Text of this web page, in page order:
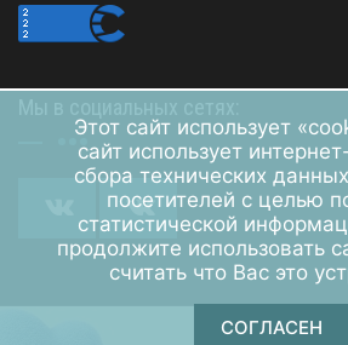
Этот сайт использует
сайт использует
сбора технических
посетителей с целью
статистической
продолжите использовать
считать что Вас это
СОГЛАСЕН